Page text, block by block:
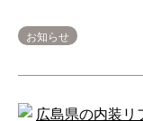
お知らせ